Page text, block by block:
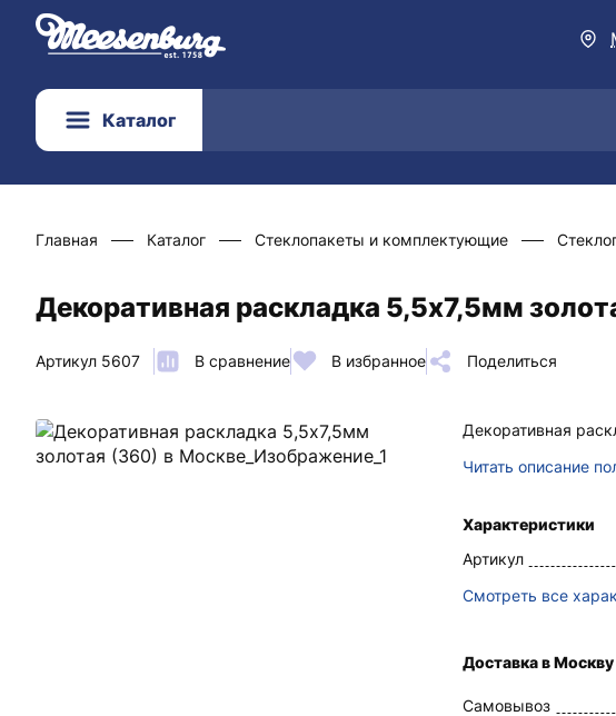
Каталог
Главная Каталог Стеклопакеты и комплектующие
Декоративная раскладка 5,5х7,5мм
Артикул 5607 В сравнение В избранное Поделиться
Декоративная
Читать описание
Характеристики
Артикул
Смотреть все
Доставка в Москву
Самовывоз